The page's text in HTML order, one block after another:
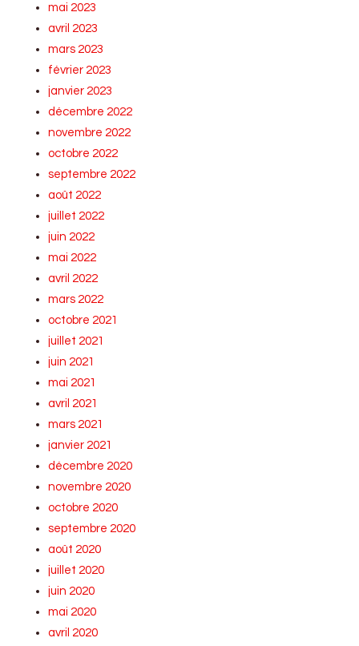
mai 2023
avril 2023
mars 2023
février 2023
janvier 2023
décembre 2022
novembre 2022
octobre 2022
septembre 2022
août 2022
juillet 2022
juin 2022
mai 2022
avril 2022
mars 2022
octobre 2021
juillet 2021
juin 2021
mai 2021
avril 2021
mars 2021
janvier 2021
décembre 2020
novembre 2020
octobre 2020
septembre 2020
août 2020
juillet 2020
juin 2020
mai 2020
avril 2020